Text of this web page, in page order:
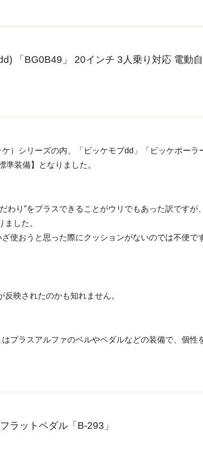
「BG0B49」 20インチ 3人乗り対応 電動
）シリーズの内、「ビッケモブdd」「ビッケポーラ
準装備】となりました。
わり”をプラスできることがウリでもあった訳ですが
した。
使おうと思った際にクッションがないのでは不便で
映されたのかも知れません。
プラスアルファのベルやペダルなどの装備で、個性
ットペダル「B-293」